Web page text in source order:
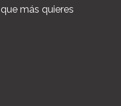
más quieres